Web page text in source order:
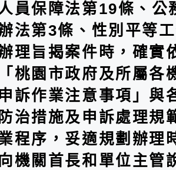
員保障法第19條、公
法第3條、性別平等
理旨揭案件時，確實
桃園市政府及所屬各
訴作業注意事項」與
治措施及申訴處理規
程序，妥適規劃辦理
機關首長和單位主管